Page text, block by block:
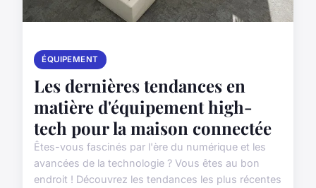
ÉQUIPEMENT
Les dernières tendances en
matière d'équipement high-
tech pour la maison connectée
Êtes-vous fascinés par l'ère du numérique et les
avancées de la technologie ? Vous êtes au bon
endroit ! Découvrez les tendances les plus récentes